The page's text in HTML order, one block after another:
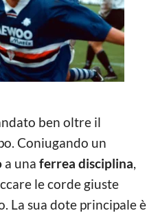
ben oltre il
Coniugando un
a una ferrea disciplina
le corde giuste
La sua dote principale è